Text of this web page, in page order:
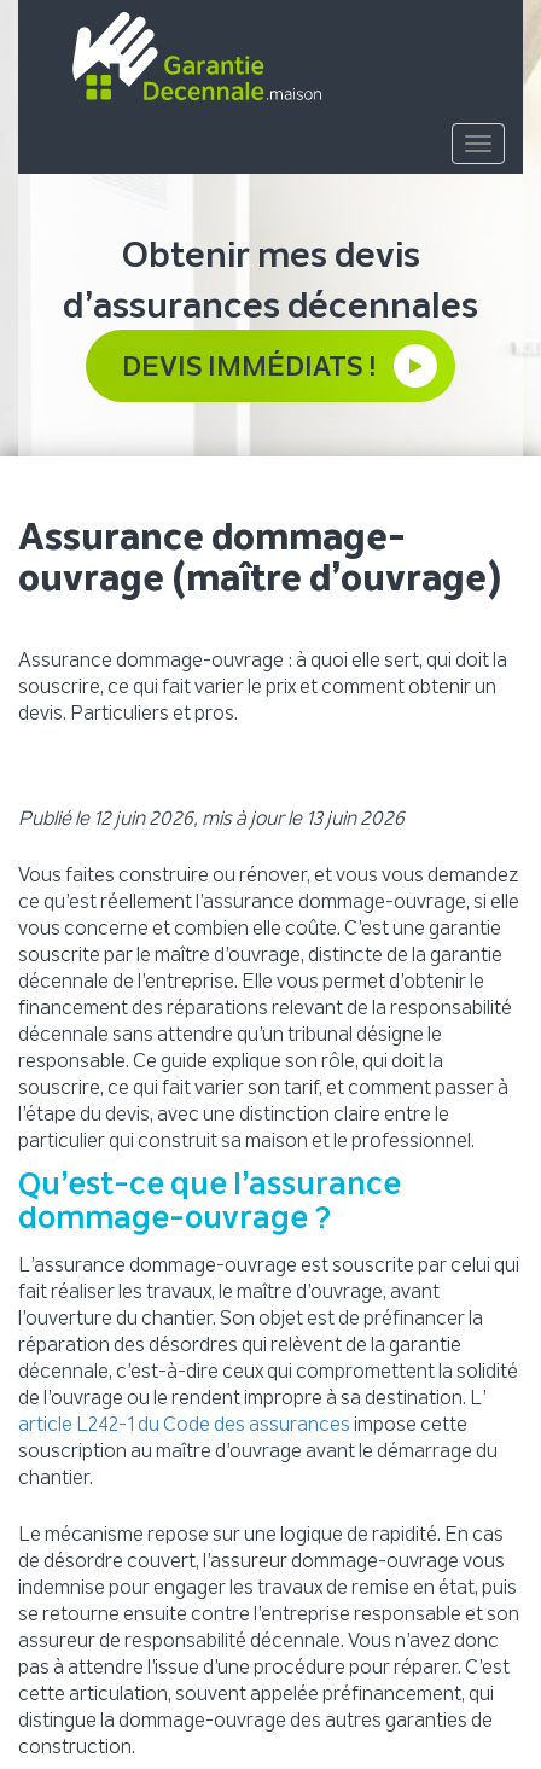
Toggle
Obtenir mes devis
d’assurances décennales
DEVIS IMMÉDIATS !
Assurance dommage-
ouvrage (maître d’ouvrage)
Assurance dommage-ouvrage : à quoi elle sert, qui doit la
souscrire, ce qui fait varier le prix et comment obtenir un
devis. Particuliers et pros.
Publié le 12 juin 2026, mis à jour le 13 juin 2026
Vous faites construire ou rénover, et vous vous demandez
ce qu’est réellement l’assurance dommage-ouvrage, si elle
vous concerne et combien elle coûte. C’est une garantie
souscrite par le maître d’ouvrage, distincte de la garantie
décennale de l’entreprise. Elle vous permet d’obtenir le
financement des réparations relevant de la responsabilité
décennale sans attendre qu’un tribunal désigne le
responsable. Ce guide explique son rôle, qui doit la
souscrire, ce qui fait varier son tarif, et comment passer à
l’étape du devis, avec une distinction claire entre le
particulier qui construit sa maison et le professionnel.
Qu’est-ce que l’assurance
dommage-ouvrage ?
L’assurance dommage-ouvrage est souscrite par celui qui
fait réaliser les travaux, le maître d’ouvrage, avant
l’ouverture du chantier. Son objet est de préfinancer la
réparation des désordres qui relèvent de la garantie
décennale, c’est-à-dire ceux qui compromettent la solidité
de l’ouvrage ou le rendent impropre à sa destination. L’
article L242-1 du Code des assurances impose cette
souscription au maître d’ouvrage avant le démarrage du
chantier.
Le mécanisme repose sur une logique de rapidité. En cas
de désordre couvert, l’assureur dommage-ouvrage vous
indemnise pour engager les travaux de remise en état, puis
se retourne ensuite contre l’entreprise responsable et son
assureur de responsabilité décennale. Vous n’avez donc
pas à attendre l’issue d’une procédure pour réparer. C’est
cette articulation, souvent appelée préfinancement, qui
distingue la dommage-ouvrage des autres garanties de
construction.